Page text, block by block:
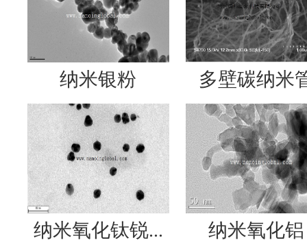
纳米银粉 多壁碳纳米
纳米氧化钛锐... 纳米氧化铝